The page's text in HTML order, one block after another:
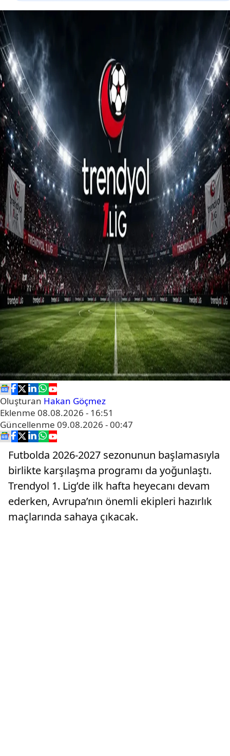
Oluşturan Hakan Göçmez
Eklenme 08.08.2026 - 16:51
Güncellenme 09.08.2026 - 00:47
Futbolda 2026-2027 sezonunun başlamasıyla
birlikte karşılaşma programı da yoğunlaştı.
Trendyol 1. Lig’de ilk hafta heyecanı devam
ederken, Avrupa’nın önemli ekipleri hazırlık
maçlarında sahaya çıkacak.